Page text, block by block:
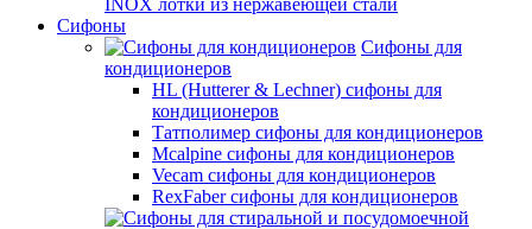
INOX лотки из нержавеющей стали
Сифоны
Сифоны для
кондиционеров
HL (Hutterer & Lechner) сифоны для
кондиционеров
Татполимер сифоны для кондиционеров
Mcalpine сифоны для кондиционеров
Vecam сифоны для кондиционеров
RexFaber сифоны для кондиционеров